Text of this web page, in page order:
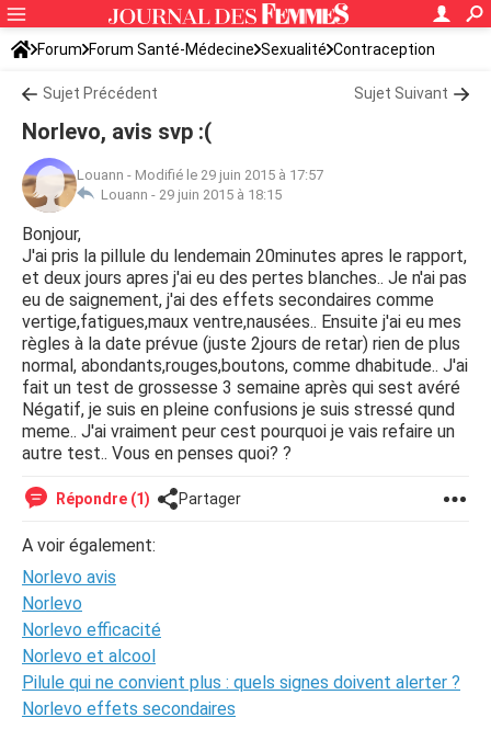
Forum Forum Santé-Médecine Sexualité Contraception
Sujet Précédent Sujet Suivant
Norlevo, avis svp :(
Louann - Modifié le 29 juin 2015 à 17:57
Louann - 29 juin 2015 à 18:15
Bonjour,
J'ai pris la pillule du lendemain 20minutes apres le rapport,
et deux jours apres j'ai eu des pertes blanches.. Je n'ai pas
eu de saignement, j'ai des effets secondaires comme
vertige,fatigues,maux ventre,nausées.. Ensuite j'ai eu mes
règles à la date prévue (juste 2jours de retar) rien de plus
normal, abondants,rouges,boutons, comme dhabitude.. J'ai
fait un test de grossesse 3 semaine après qui sest avéré
Négatif, je suis en pleine confusions je suis stressé qund
meme.. J'ai vraiment peur cest pourquoi je vais refaire un
autre test.. Vous en penses quoi? ?
Répondre (1) Partager
A voir également:
Norlevo avis
Norlevo
Norlevo efficacité
Norlevo et alcool
Pilule qui ne convient plus : quels signes doivent alerter ?
Norlevo effets secondaires